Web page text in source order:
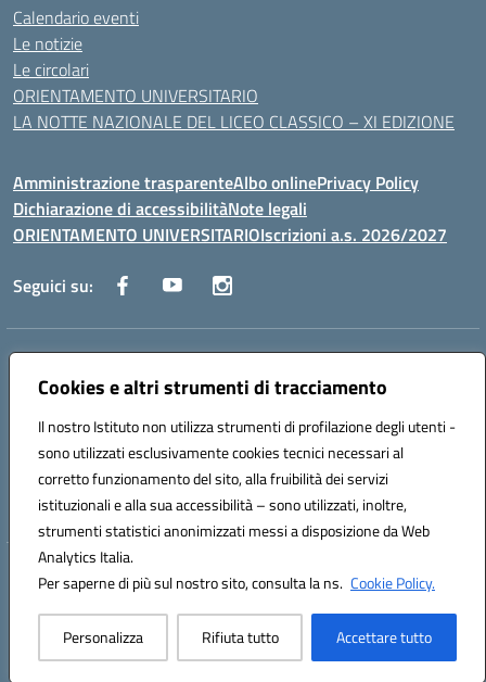
Cookies e altri strumenti di tracciamento
Il nostro Istituto non utilizza strumenti di profilazione degli utenti -
sono utilizzati esclusivamente cookies tecnici necessari al
corretto funzionamento del sito, alla fruibilità dei servizi
istituzionali e alla sua accessibilità – sono utilizzati, inoltre,
strumenti statistici anonimizzati messi a disposizione da Web
Analytics Italia.
Per saperne di più sul nostro sito, consulta la ns. Cookie Policy.
Personalizza Rifiuta tutto Accettare tutto
Calendario eventi
Le notizie
Le circolari
ORIENTAMENTO UNIVERSITARIO
LA NOTTE NAZIONALE DEL LICEO CLASSICO – XI EDIZIONE
Amministrazione trasparenteAlbo onlinePrivacy Policy
Dichiarazione di accessibilitàNote legali
ORIENTAMENTO UNIVERSITARIOIscrizioni a.s. 2026/2027
Seguici su:
Indirizzo:
Centralino:0882 331218 Email:fgps210002@istruzione.it
Codice fiscale: 93071630714
Codice meccanografico:
FGPS210002
Codice unico di fatturazione (CUF): UF7W9K
Hosting & Powered by 3D Solution S.r.l.
Concept & Design by Designers Italia